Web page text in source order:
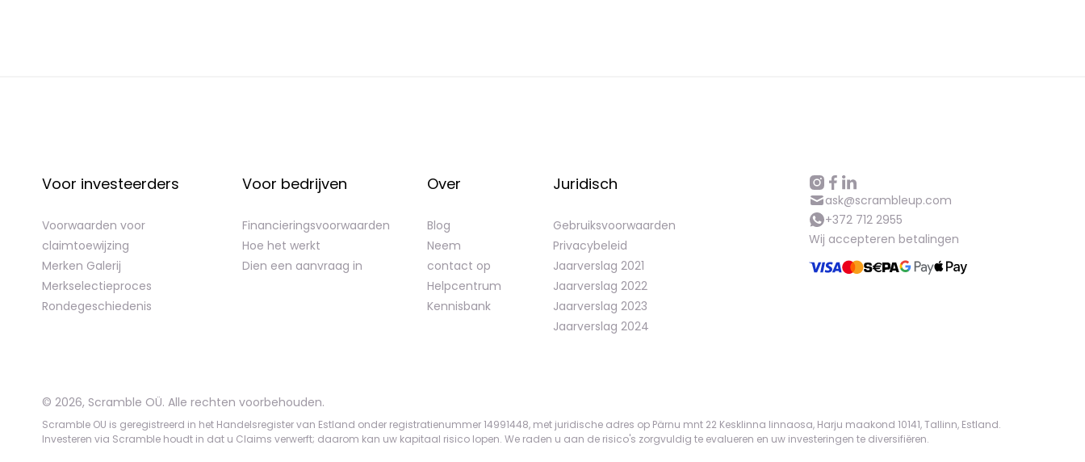
Voor investeerders
Voorwaarden voor
claimtoewijzing
Merken Galerij
Merkselectieproces
Rondegeschiedenis
Voor bedrijven
Financieringsvoorwaarden
Hoe het werkt
Dien een aanvraag in
Over
Blog
Neem
contact op
Helpcentrum
Kennisbank
Juridisch
Gebruiksvoorwaarden
Privacybeleid
Jaarverslag 2021
Jaarverslag 2022
Jaarverslag 2023
Jaarverslag 2024
ask@scrambleup.com
+372 712 2955
Wij accepteren betalingen
© 2026, Scramble OÜ. Alle rechten voorbehouden.
Scramble OU is geregistreerd in het Handelsregister van Estland onder registratienummer 14991448, met juridische adres op Pärnu mnt 22 Kesklinna linnaosa, Harju maakond 10141, Tallinn, Estland.
Investeren via Scramble houdt in dat u Claims verwerft; daarom kan uw kapitaal risico lopen. We raden u aan de risico's zorgvuldig te evalueren en uw investeringen te diversifiëren.